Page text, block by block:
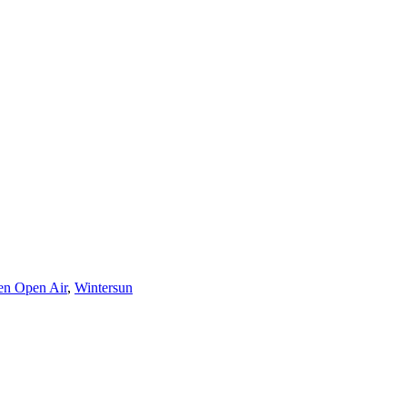
Open Air, Wintersun